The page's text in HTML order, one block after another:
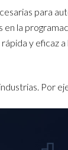
para
la
y eficaz
Por